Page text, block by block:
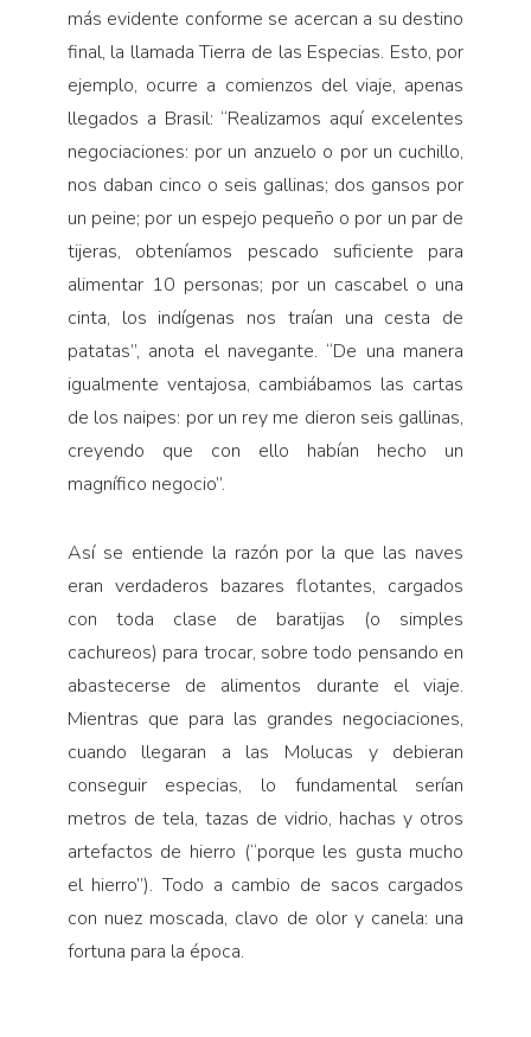
más eviden­te conforme se acercan a su destino
final, la llamada Tierra de las Especias. Esto, por
ejemplo, ocurre a co­mienzos del viaje, apenas
llegados a Brasil: “Realiza­mos aquí excelentes
negociaciones: por un anzuelo o por un cuchillo,
nos daban cinco o seis gallinas; dos gansos por
un peine; por un espejo pequeño o por un par de
tijeras, obteníamos pescado suficiente para
alimentar 10 personas; por un cascabel o una
cinta, los indígenas nos traían una cesta de
patatas”, anota el navegante. “De una manera
igualmente ventajosa, cambiábamos las cartas
de los naipes: por un rey me dieron seis gallinas,
creyendo que con ello habían he­cho un
magnífico negocio”.
Así se entiende la razón por la que las naves
eran verdaderos bazares flotantes, cargados
con toda clase de baratijas (o simples
cachureos) para trocar, sobre todo pensando en
abastecerse de alimentos durante el viaje.
Mientras que para las grandes negociaciones,
cuando llegaran a las Molucas y debieran
conseguir es­pecias, lo fundamental serían
metros de tela, tazas de vidrio, hachas y otros
artefactos de hierro (“porque les gusta mucho
el hierro”). Todo a cambio de sacos car­gados
con nuez moscada, clavo de olor y canela: una
fortuna para la época.